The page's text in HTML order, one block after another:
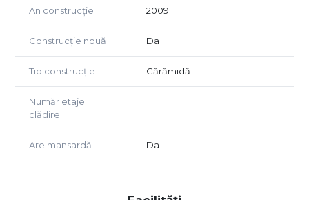
An construcție 2009
Construcție nouă Da
Tip construcție Cărămidă
Număr etaje
clădire
1
Are mansardă Da